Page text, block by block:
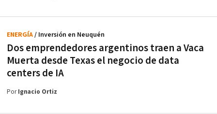
Dos emprendedores argentinos traen a Vaca
Muerta desde Texas el negocio de data
centers de IA
ENERGÍA/ Inversión en Neuquén
PorIgnacio Ortiz